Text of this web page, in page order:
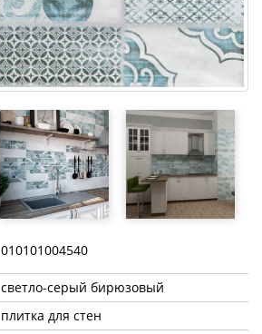
010101004540
светло-серый бирюзовый
плитка для стен